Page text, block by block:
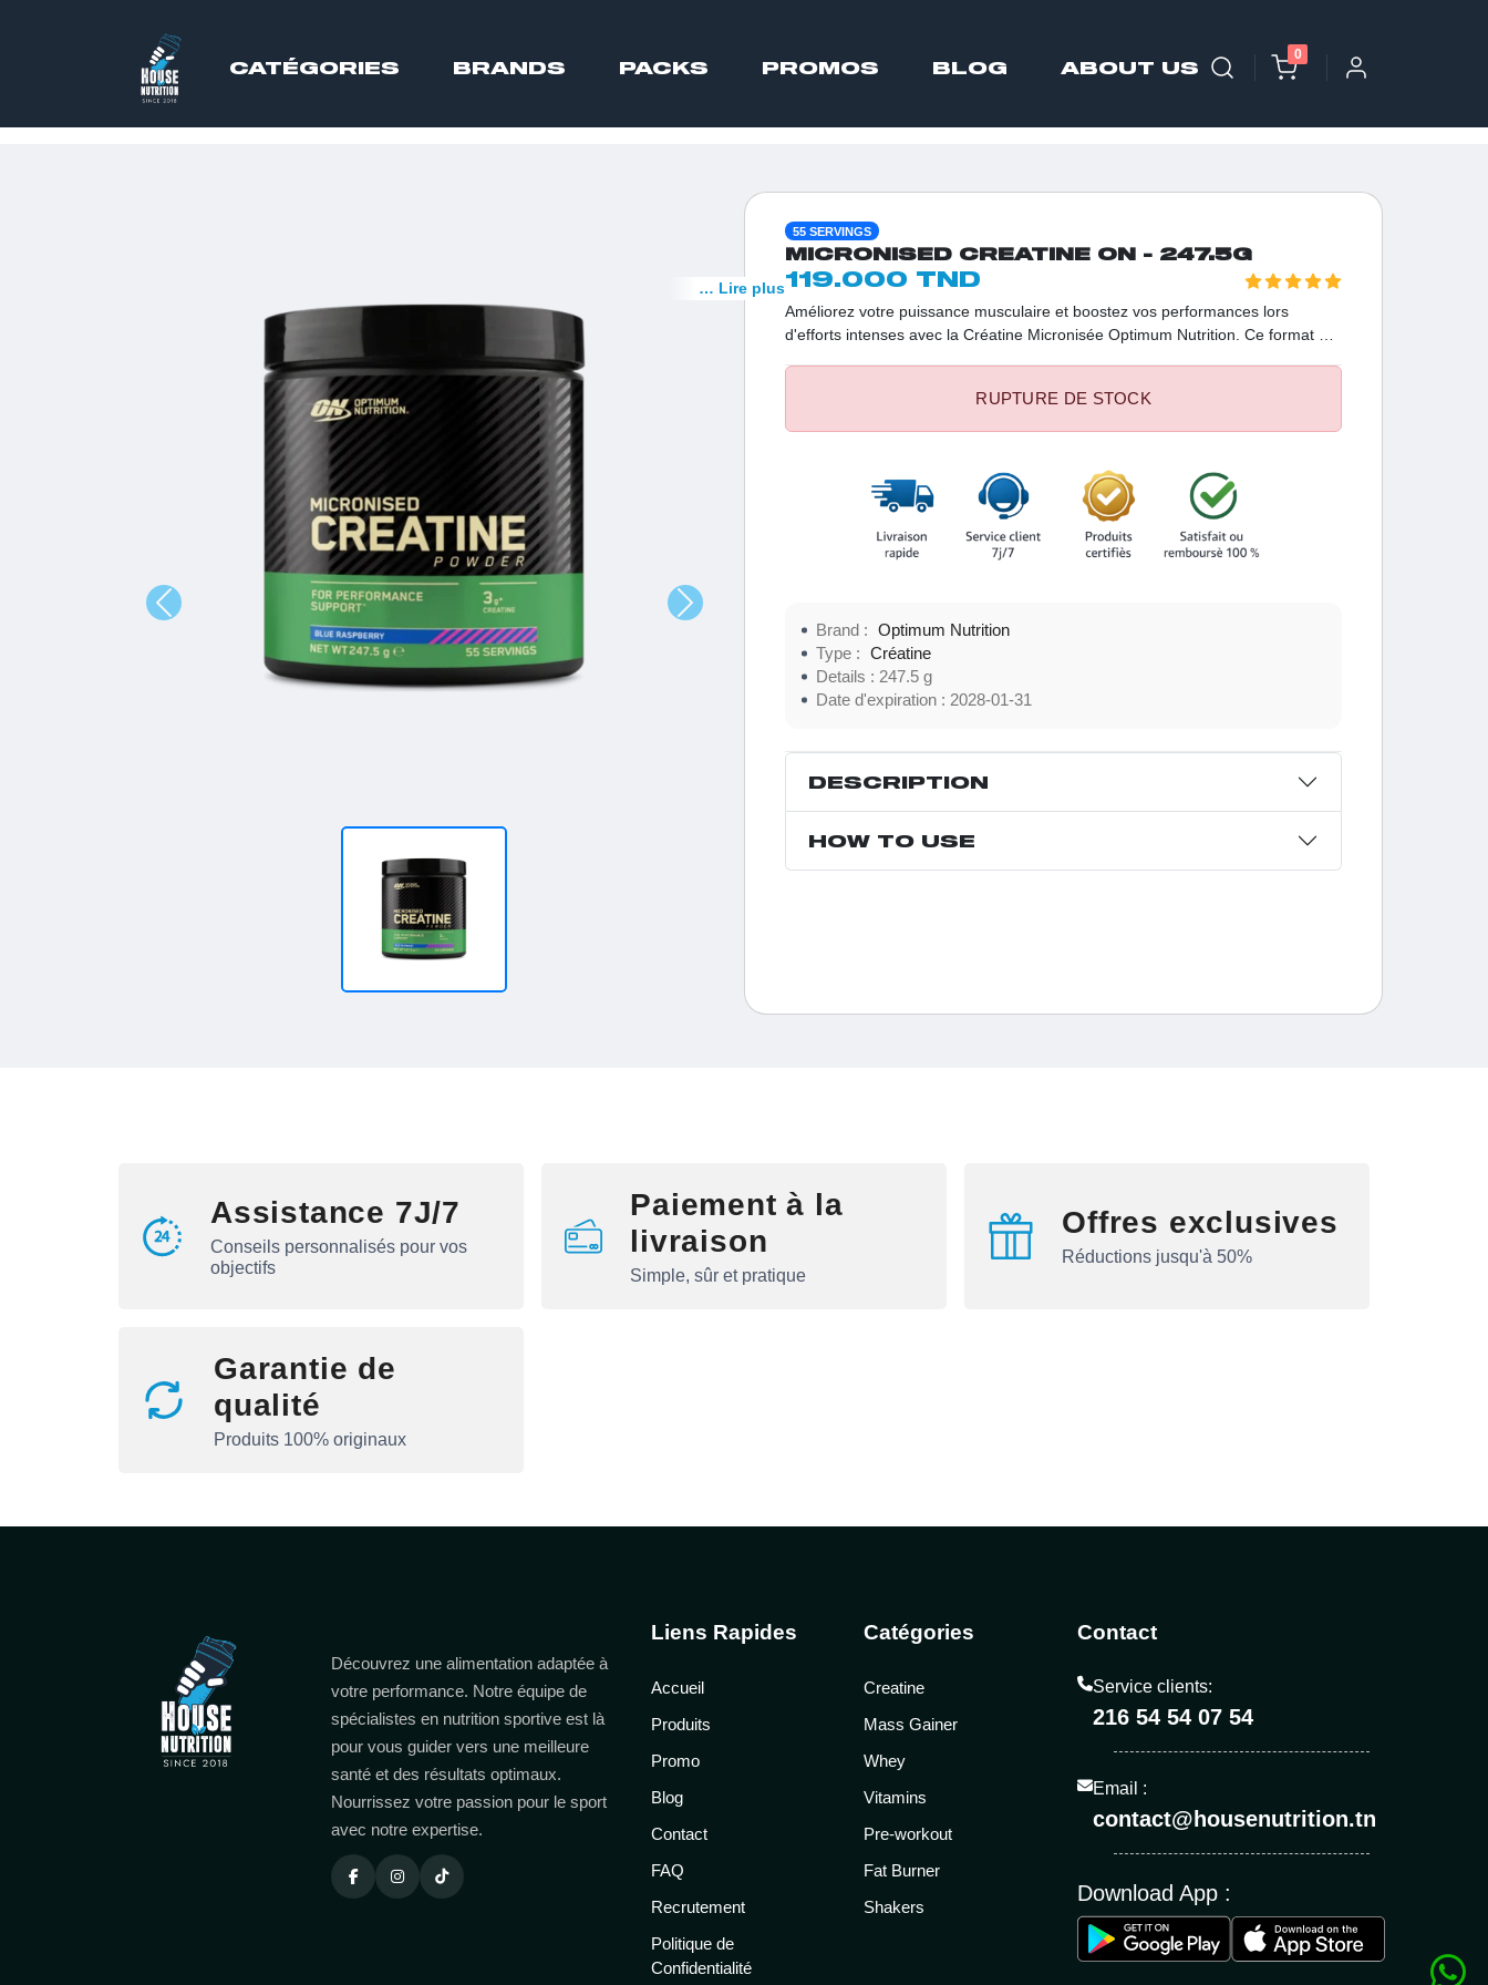
CATÉGORIES BRANDS PACKS PROMOS BLOG ABOUT US
0
55 SERVINGS
MICRONISED CREATINE ON - 247.5G
119.000 TND
Améliorez votre puissance musculaire et boostez vos performances lors
d'efforts intenses avec la Créatine Micronisée Optimum Nutrition. Ce format de
… Lire plus
RUPTURE DE STOCK
Brand :
Optimum Nutrition
Type :
Créatine
Details :
247.5 g
Date d'expiration : 2028-01-31
DESCRIPTION
HOW TO USE
Assistance 7J/7
Conseils personnalisés pour vos
objectifs
Paiement à la
livraison
Simple, sûr et pratique
Offres exclusives
Réductions jusqu'à 50%
Garantie de
qualité
Produits 100% originaux
Découvrez une alimentation adaptée à
votre performance. Notre équipe de
spécialistes en nutrition sportive est là
pour vous guider vers une meilleure
santé et des résultats optimaux.
Nourrissez votre passion pour le sport
avec notre expertise.
Liens Rapides
Accueil
Produits
Promo
Blog
Contact
FAQ
Recrutement
Politique de
Confidentialité
Catégories
Creatine
Mass Gainer
Whey
Vitamins
Pre-workout
Fat Burner
Shakers
Contact
Service clients:
216 54 54 07 54
Email :
contact@housenutrition.tn
Download App :